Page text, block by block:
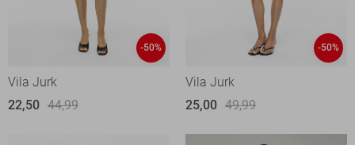
-50%
Vila Jurk
22,50 44,99
-50%
Vila Jurk
25,00 49,99